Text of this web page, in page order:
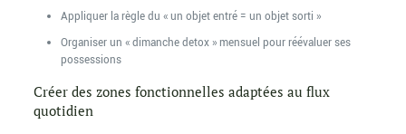
Appliquer la règle du « un objet entré = un objet sorti »
Organiser un « dimanche detox » mensuel pour réévaluer ses
possessions
Créer des zones fonctionnelles adaptées au flux
quotidien